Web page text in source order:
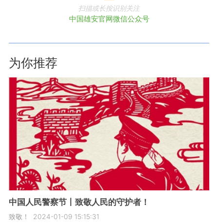
扫描或长按识别关注
中国雄安官网微信公众号
为你推荐
中国人民警察节丨致敬人民的守护者！
致敬！ 2024-01-09 15:15:31